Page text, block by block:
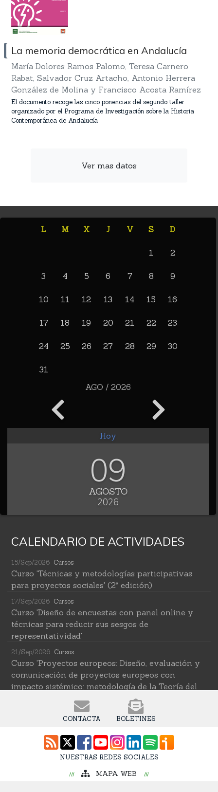
La memoria democrática en Andalucía
María Dolores Ramos Palomo, Teresa Carnero
Rabat, Salvador Cruz Artacho, Antonio Herrera
González de Molina y Francisco Acosta Ramírez
El documento recoge las cinco ponencias del segundo taller
organizado por el Programa de Investigación sobre la Historia
Contemporánea de Andalucía
Ver mas datos
L M X J V S D
1 2
3 4 5 6 7 8 9
10 11 12 13 14 15 16
17 18 19 20 21 22 23
24 25 26 27 28 29 30
31
AGO / 2026
Hoy
09
AGOSTO
2026
CALENDARIO DE ACTIVIDADES
15/Sep/2026 Cursos
Curso 'Técnicas y metodologías participativas
para proyectos sociales' (2ª edición)
17/Sep/2026 Cursos
Curso 'Diseño de encuestas con panel online y
técnicas para reducir sus sesgos de
representatividad'
21/Sep/2026 Cursos
Curso 'Proyectos europeos: Diseño, evaluación y
comunicación de proyectos europeos con
impacto sistémico: metodología de la Teoría del
Cambio transformativa'
Cursos
ciencias sociales' (2ª edición)
Cursos
intelingente de datos'
CONTACTA BOLETINES
NUESTRAS REDES SOCIALES
MAPA WEB